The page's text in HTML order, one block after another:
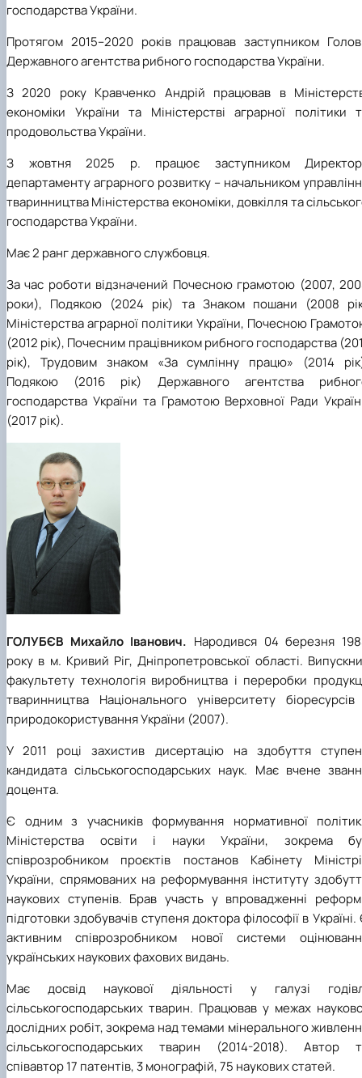
господарства України.
Протягом 2015–2020 років працював заступником
Державного агентства рибного господарства України.
З 2020 року Кравченко Андрій працював в
економіки України та Міністерстві аграрної політики
продовольства України.
З жовтня 2025 р. працює заступником
департаменту аграрного розвитку – начальником
тваринництва Міністерства економіки, довкілля та
господарства України.
Має 2 ранг державного службовця.
За час роботи відзначений Почесною грамотою (2007,
роки), Подякою (2024 рік) та Знаком пошани (2008
Міністерства аграрної політики України, Почесною
(2012 рік), Почесним працівником рибного господарства
рік), Трудовим знаком «За сумлінну працю» (2014
Подякою (2016 рік) Державного агентства
господарства України та Грамотою Верховної Ради
(2017 рік).
ГОЛУБЄВ Михайло Іванович. Народився 04 березня
року в м. Кривий Ріг, Дніпропетровської області.
факультету технологія виробництва і переробки
тваринництва Національного університету біоресурсів
природокористування України (2007).
У 2011 році захистив дисертацію на здобуття
кандидата сільськогосподарських наук. Має вчене
доцента.
Є одним з учасників формування нормативної
Міністерства освіти і науки України, зокрема
співрозробником проєктів постанов Кабінету
України, спрямованих на реформування інституту
наукових ступенів. Брав участь у впровадженні
підготовки здобувачів ступеня доктора філософії в Україні.
активним співрозробником нової системи
українських наукових фахових видань.
Має досвід наукової діяльності у галузі
сільськогосподарських тварин. Працював у межах
дослідних робіт, зокрема над темами мінерального
сільськогосподарських тварин (2014-2018). Автор
співавтор 17 патентів, 3 монографій, 75 наукових статей.